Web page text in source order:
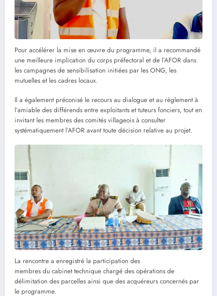
Pour accélérer la mise en œuvre du programme, il a recommandé
une meilleure implication du corps préfectoral et de l’AFOR dans
les campagnes de sensibilisation initiées par les ONG, les
mutuelles et les cadres locaux.
Il a également préconisé le recours au dialogue et au règlement à
l’amiable des différends entre exploitants et tuteurs fonciers, tout en
invitant les membres des comités villageois à consulter
systématiquement l’AFOR avant toute décision relative au projet.
La rencontre a enregistré la participation des
membres du cabinet technique chargé des opérations de
délimitation des parcelles ainsi que des acquéreurs concernés par
le programme.